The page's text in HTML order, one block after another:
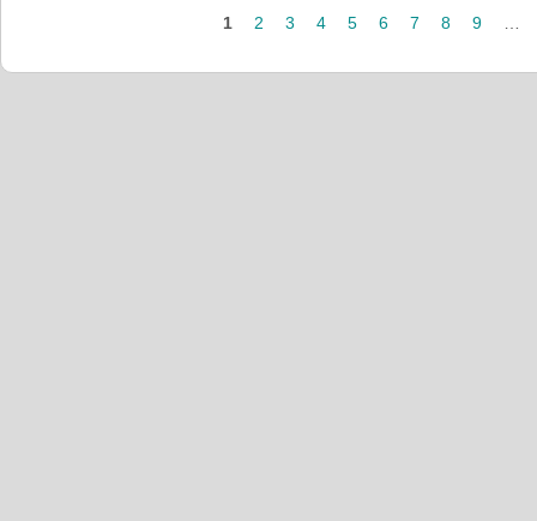
1 2 3 4 5 6 7 8 9 …